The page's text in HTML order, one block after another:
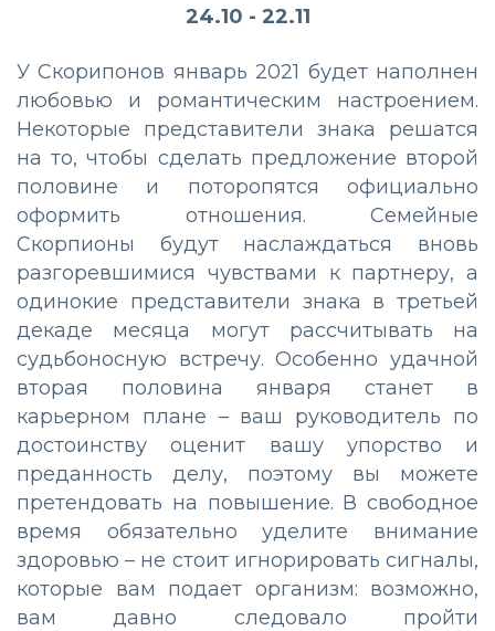
24.10 - 22.11
У Скорипонов январь 2021 будет наполнен
любовью и романтическим настроением.
Некоторые представители знака решатся
на то, чтобы сделать предложение второй
половине и поторопятся официально
оформить отношения. Семейные
Скорпионы будут наслаждаться вновь
разгоревшимися чувствами к партнеру, а
одинокие представители знака в третьей
декаде месяца могут рассчитывать на
судьбоносную встречу. Особенно удачной
вторая половина января станет в
карьерном плане – ваш руководитель по
достоинству оценит вашу упорство и
преданность делу, поэтому вы можете
претендовать на повышение. В свободное
время обязательно уделите внимание
здоровью – не стоит игнорировать сигналы,
которые вам подает организм: возможно,
вам давно следовало пройти